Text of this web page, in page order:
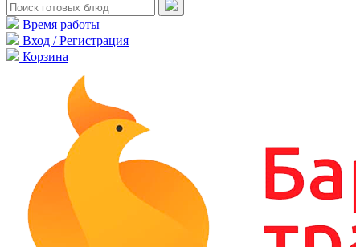
Время работы
Вход / Регистрация
Корзина